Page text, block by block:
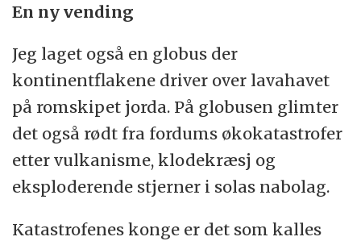
En ny vending
Jeg laget også en globus der
kontinentflakene driver over lavahavet
på romskipet jorda. På globusen glimter
det også rødt fra fordums økokatastrofer
etter vulkanisme, klodekræsj og
eksploderende stjerner i solas nabolag.
Katastrofenes konge er det som kalles